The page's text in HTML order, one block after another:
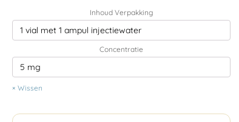
Inhoud Verpakking
Concentratie
Wissen